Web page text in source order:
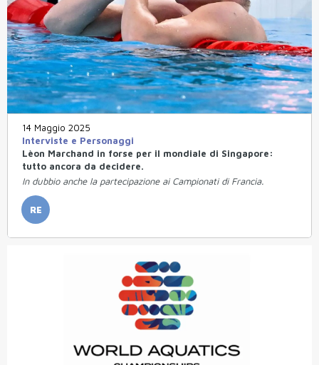
14 Maggio 2025
Interviste e Personaggi
Lèon Marchand in forse per il mondiale di Singapore:
tutto ancora da decidere.
In dubbio anche la partecipazione ai Campionati di Francia.
RE